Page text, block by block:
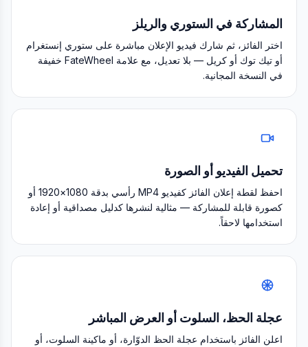
المشاركة في الستوري والريلز
اختر الفائز، ثم شارك فيديو الإعلان مباشرة على ستوري إنستغرام
أو تيك توك أو كريل — بلا تعديل، مع علامة FateWheel خفيفة
في النسخة المجانية.
تحميل الفيديو أو الصورة
احفظ لقطة إعلان الفائز كفيديو MP4 رأسي بدقة 1080×1920 أو
كصورة قابلة للمشاركة — مثالية لنشرها كدليل مصداقية أو إعادة
استخدامها لاحقاً.
عجلة الحظ، السلوت أو العرض المباشر
اعلن الفائز باستخدام عجلة الحظ الدوّارة، أو ماكينة السلوت، أو